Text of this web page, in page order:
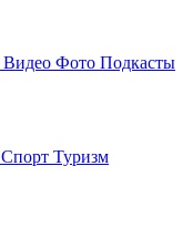
Видео Фото Подкасты
Спорт Туризм